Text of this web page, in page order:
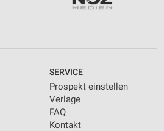
SERVICE
Prospekt einstellen
Verlage
FAQ
Kontakt